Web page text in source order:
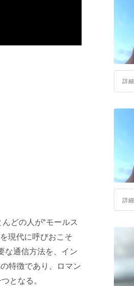
どの人が"モールス
現代に呼びおこそ
な通信方法を、イン
特徴であり、ロマン
となる。
詳
詳